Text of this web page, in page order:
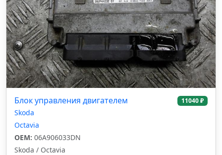
Блок управления двигателем 11040 ₽
Skoda
Octavia
OEM: 06A906033DN
Skoda / Octavia